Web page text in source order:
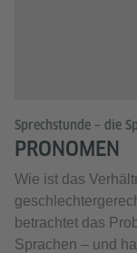
Sprechstunde – die
PRONOMEN
Wie ist das
betrachtet das
Sprachen – und